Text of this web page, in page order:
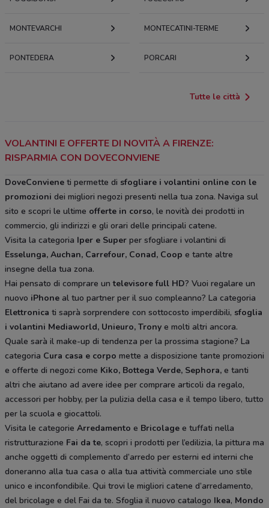
MONTEVARCHI MONTECATINI-TERME
PONTEDERA PORCARI
Tutte le città
VOLANTINI E OFFERTE DI NOVITÀ A FIRENZE:
RISPARMIA CON DOVECONVIENE
DoveConviene ti permette di sfogliare i volantini online con le
promozioni dei migliori negozi presenti nella tua zona. Naviga sul
sito e scopri le ultime offerte in corso, le novità dei prodotti in
commercio, gli indirizzi e gli orari delle principali catene.
Visita la categoria Iper e Super per sfogliare i volantini di
Esselunga, Auchan, Carrefour, Conad, Coop e tante altre
insegne della tua zona.
Hai pensato di comprare untelevisore full HD? Vuoi regalare un
nuovo iPhone al tuo partner per il suo compleanno? La categoria
Elettronica ti saprà sorprendere con sottocosto imperdibili, sfoglia
i volantini Mediaworld, Unieuro, Trony e molti altri ancora.
Quale sarà il make-up di tendenza per la prossima stagione? La
categoria Cura casa e corpo mette a disposizione tante promozioni
e offerte di negozi come Kiko, Bottega Verde, Sephora, e tanti
altri che aiutano ad avere idee per comprare articoli da regalo,
accessori per hobby, per la pulizia della casa e il tempo libero, tutto
per la scuola e giocattoli.
Visita le categorie Arredamento e Bricolage e tuffati nella
ristrutturazione Fai da te, scopri i prodotti per l’edilizia, la pittura ma
anche oggetti di complemento d’arredo per esterni ed interni che
doneranno alla tua casa o alla tua attività commerciale uno stile
unico e inconfondibile. Qui trovi le migliori catene d’arredamento,
del bricolage e del Fai da te. Sfoglia il nuovo catalogo Ikea, Mondo